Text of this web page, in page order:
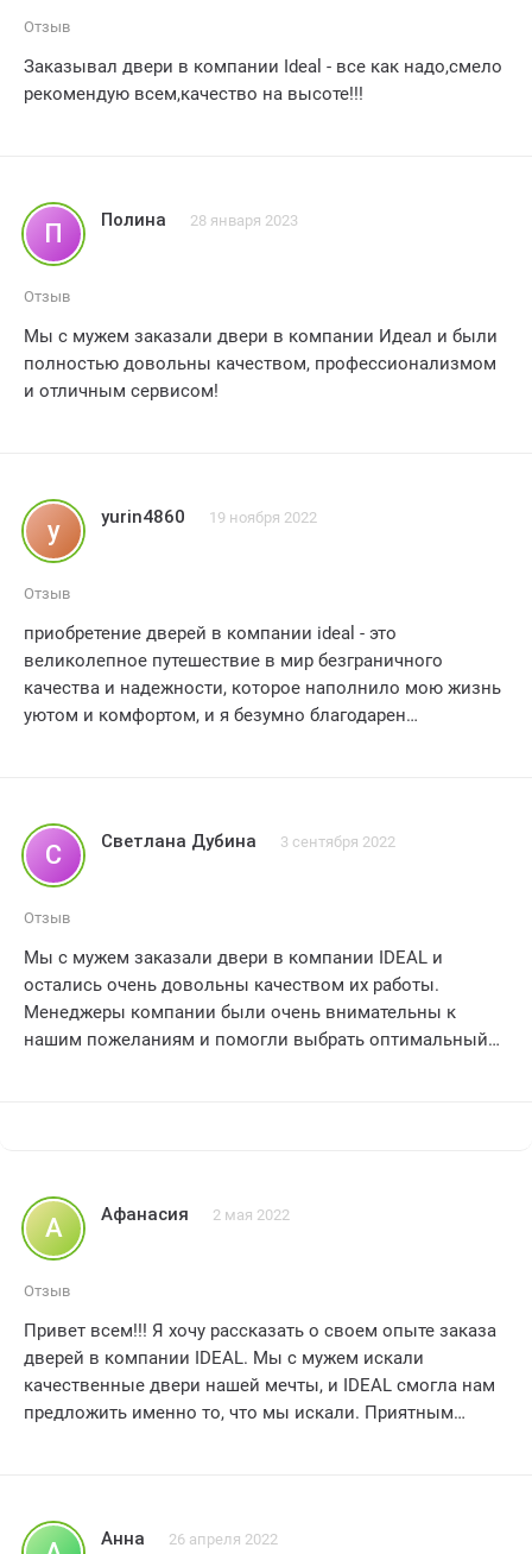
Отзыв
Заказывал двери в компании Ideal - все как надо,смело
рекомендую всем,качество на высоте!!!
П Полина 28 января 2023
Отзыв
Мы с мужем заказали двери в компании Идеал и были
полностью довольны качеством, профессионализмом
и отличным сервисом!
y yurin4860 19 ноября 2022
Отзыв
приобретение дверей в компании ideal - это
великолепное путешествие в мир безграничного
качества и надежности, которое наполнило мою жизнь
уютом и комфортом, и я безумно благодарен
С Светлана Дубина 3 сентября 2022
Отзыв
Мы с мужем заказали двери в компании IDEAL и
остались очень довольны качеством их работы.
Менеджеры компании были очень внимательны к
нашим пожеланиям и помогли выбрать оптимальный
нашим друзьям и знакомым!
А Афанасия 2 мая 2022
Отзыв
Привет всем!!! Я хочу рассказать о своем опыте заказа
дверей в компании IDEAL. Мы с мужем искали
качественные двери нашей мечты, и IDEAL смогла нам
предложить именно то, что мы искали. Приятным
очень отзывчивыми и помогли выбрать подходящие
двери. Доставка и монтаж прошли без проблем, все
Анна 26 апреля 2022